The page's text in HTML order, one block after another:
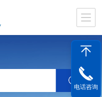
电话咨询